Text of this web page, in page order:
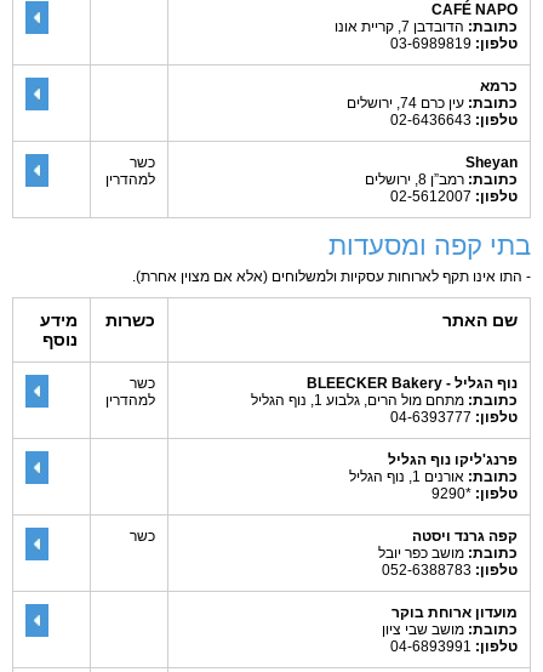
CAFÉ NAPO
כתובת: הדובדבן 7, קריית אונו
טלפון:
כרמא
כתובת: עין כרם 74, ירושלים
טלפון:
Sheyan
כתובת: רמב”ן 8, ירושלים
טלפון:
כשר
למהדרין
בתי קפה ומסעדות
- התו אינו תקף לארוחות עסקיות ולמשלוחים (אלא אם מצוין אחרת).
שם האתר כשרות
מידע
נוסף
נוף הגליל - BLEECKER Bakery
כתובת: מתחם מול הרים, גלבוע 1, נוף הגליל
טלפון:
כשר
למהדרין
פרנג'ליקו נוף הגליל
כתובת: אורנים 1, נוף הגליל
טלפון: *9290
קפה גרנד ויסטה
כתובת: מושב כפר יובל
טלפון:
כשר
מועדון ארוחת בוקר
כתובת: מושב שבי ציון
טלפון: